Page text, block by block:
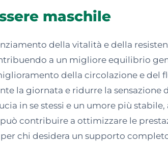
maschile
della vitalità e della
a un migliore equilibrio
della circolazione e del
la giornata e ridurre la sensazione
in se stessi e un umore più stabile,
contribuire a ottimizzare le
chi desidera un supporto